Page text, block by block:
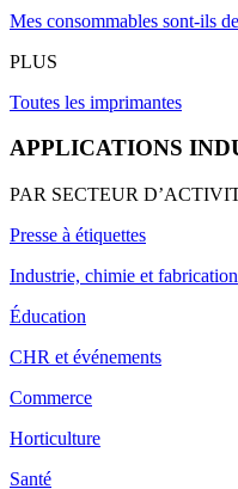
Mes consommables sont-ils
PLUS
Toutes les imprimantes
APPLICATIONS
PAR SECTEUR
Presse à étiquettes
Industrie, chimie et fabrication
Éducation
CHR et événements
Commerce
Horticulture
Santé